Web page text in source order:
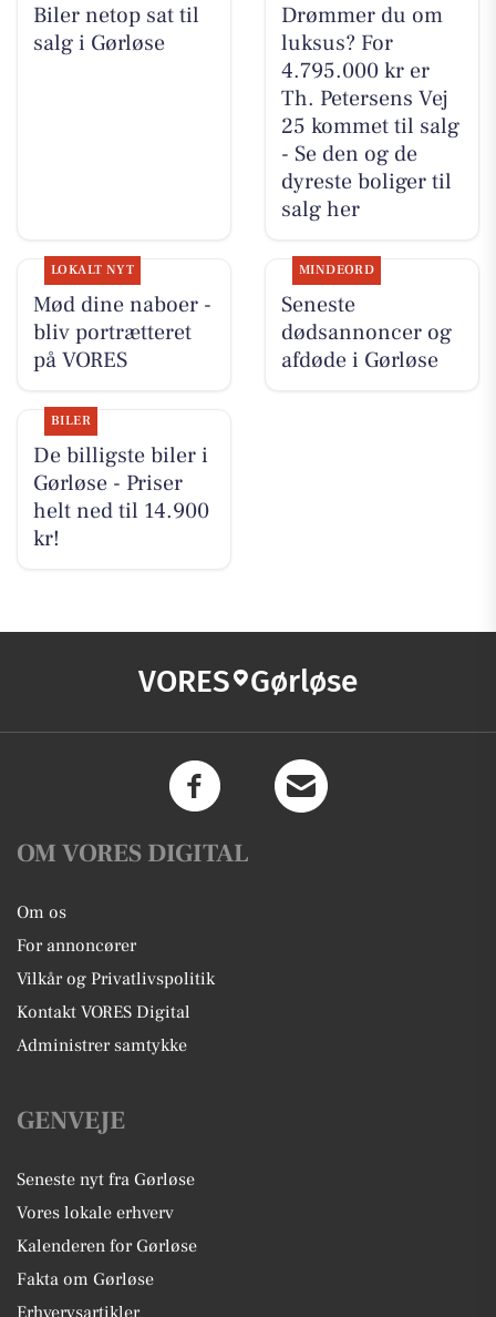
Biler netop sat til
salg i Gørløse
Drømmer du om
luksus? For
4.795.000 kr er
Th. Petersens Vej
25 kommet til salg
- Se den og de
dyreste boliger til
salg her
LOKALT NYT
Mød dine naboer -
bliv portrætteret
på VORES
MINDEORD
Seneste
dødsannoncer og
afdøde i Gørløse
BILER
De billigste biler i
Gørløse - Priser
helt ned til 14.900
kr!
VORES Gørløse
OM VORES DIGITAL
Om os
For annoncører
Vilkår og Privatlivspolitik
Kontakt VORES Digital
Administrer samtykke
GENVEJE
Seneste nyt fra Gørløse
Vores lokale erhverv
Kalenderen for Gørløse
Fakta om Gørløse
Erhvervsartikler